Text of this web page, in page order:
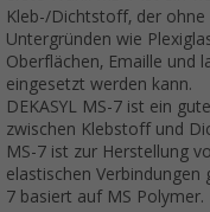
Kleb-/Dichtstoff, der ohne
Untergründen wie
Oberflächen, Emaille und
eingesetzt werden kann.
DEKASYL MS-7 ist ein
zwischen Klebstoff und
MS-7 ist zur Herstellung
elastischen Verbindungen
7 basiert auf MS Polymer.